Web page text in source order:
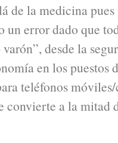
de la medicina pues
un error dado que
desde la
en los puestos
teléfonos
convierte a la mitad